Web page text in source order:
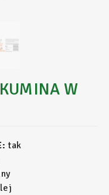
W
tak